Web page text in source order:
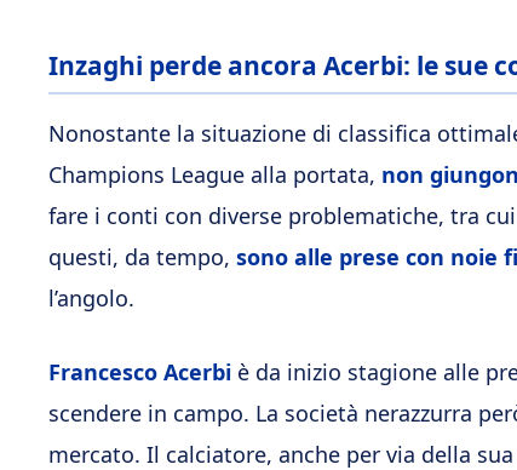
Inzaghi perde ancora Acerbi: le sue
Nonostante la situazione di classifica
Champions League alla portata, non
fare i conti con diverse problematiche, tra
questi, da tempo, sono alle prese con noie
l’angolo.
Francesco Acerbi è da inizio stagione alle
scendere in campo. La società nerazzurra
mercato. Il calciatore, anche per via della